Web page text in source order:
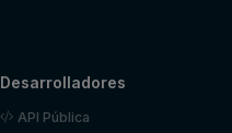
Desarrolladores
API Pública